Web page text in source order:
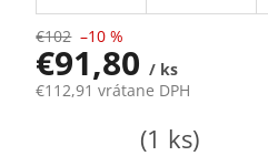
€102 –10 %
€91,80/ ks
€112,91 vrátane DPH
(1 ks)